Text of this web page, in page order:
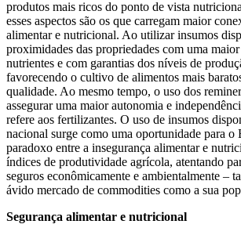
produtos mais ricos do ponto de vista
esses aspectos são os que carregam maior
alimentar e nutricional. Ao utilizar insumos
proximidades das propriedades com uma
nutrientes e com garantias dos níveis de
favorecendo o cultivo de alimentos mais
qualidade. Ao mesmo tempo, o uso dos
assegurar uma maior autonomia e
refere aos fertilizantes. O uso de insumos
nacional surge como uma oportunidade para o
paradoxo entre a insegurança alimentar e
índices de produtividade agrícola, atentando
seguros econômicamente e ambientalmente –
ávido mercado de commodities como a sua
Segurança alimentar e nutricional